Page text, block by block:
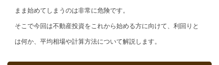
まま始めてしまうのは非常に危険です。
そこで今回は不動産投資をこれから始める方に向けて、利回りと
は何か、平均相場や計算方法について解説します。